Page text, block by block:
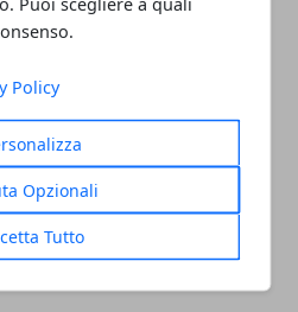
Policy
Opzionali
Tutto
Come stimare il valore
cucire antica Singer